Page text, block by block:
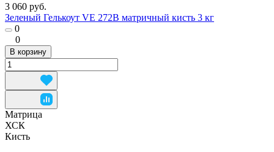
3 060 руб.
Зеленый Гелькоут VE 272B матричный кисть 3 кг
0
0
В корзину
Матрица
ХСК
Кисть